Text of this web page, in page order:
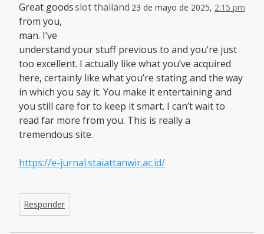
slot thailand 23 de mayo de 2025, 2:15 pm
Great goods
from you,
man. I’ve
understand your stuff previous to and you’re just
too excellent. I actually like what you’ve acquired
here, certainly like what you’re stating and the way
in which you say it. You make it entertaining and
you still care for to keep it smart. I can’t wait to
read far more from you. This is really a
tremendous site.
https://e-jurnal.staiattanwir.ac.id/
Responder